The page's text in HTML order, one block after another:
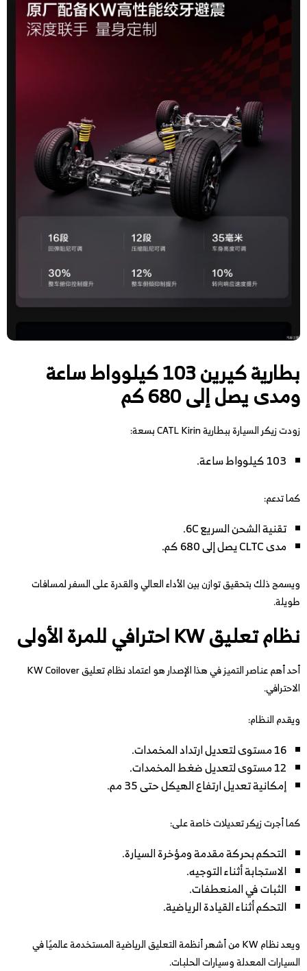
بطارية كيرين 103 كيلوواط ساعة
ومدى يصل إلى 680 كم
زودت زيكر السيارة ببطارية CATL Kirin بسعة:
103 كيلوواط ساعة.
كما تدعم:
تقنية الشحن السريع 6C.
مدى CLTC يصل إلى 680 كم.
ويسمح ذلك بتحقيق توازن بين الأداء العالي والقدرة على السفر لمسافات
طويلة.
نظام تعليق KW احترافي للمرة الأولى
أحد أهم عناصر التميز في هذا الإصدار هو اعتماد نظام تعليق KW Coilover
الاحترافي.
ويقدم النظام:
16 مستوى لتعديل ارتداد المخمدات.
12 مستوى لتعديل ضغط المخمدات.
إمكانية تعديل ارتفاع الهيكل حتى 35 مم.
كما أجرت زيكر تعديلات خاصة على:
التحكم بحركة مقدمة ومؤخرة السيارة.
الاستجابة أثناء التوجيه.
الثبات في المنعطفات.
التحكم أثناء القيادة الرياضية.
ويعد نظام KW من أشهر أنظمة التعليق الرياضية المستخدمة عالميًا في
السيارات المعدلة وسيارات الحلبات.